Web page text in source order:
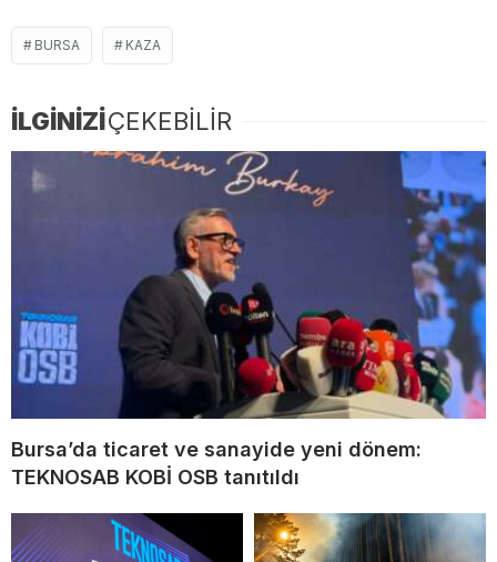
BURSA KAZA
İLGİNİZİÇEKEBİLİR
Bursa’da ticaret ve sanayide yeni dönem:
TEKNOSAB KOBİ OSB tanıtıldı